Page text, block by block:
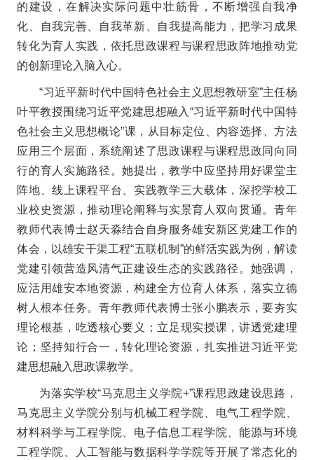
的建设，在解决实际问题中壮筋骨，不断增强自我净
化、自我完善、自我革新、自我提高能力，把学习成果
转化为育人实践，依托思政课程与课程思政阵地推动党
的创新理论入脑入心。
“习近平新时代中国特色社会主义思想教研室”主任杨
叶平教授围绕习近平党建思想融入“习近平新时代中国特
色社会主义思想概论”课，从目标定位、内容选择、方法
应用三个层面，系统阐述了思政课程与课程思政同向同
行的育人实施路径。她提出，教学中应坚持用好课堂主
阵地、线上课程平台、实践教学三大载体，深挖学校工
业校史资源，推动理论阐释与实景育人双向贯通。青年
教师代表博士赵天淼结合自身服务雄安新区党建工作的
体会，以雄安干渠工程“五联机制”的鲜活实践为例，解读
党建引领营造风清气正建设生态的实践路径。她强调，
应活用雄安本地资源，构建全方位育人体系，落实立德
树人根本任务。青年教师代表博士张小鹏表示，要夯实
理论根基，吃透核心要义；立足现实授课，讲透党建理
论；坚持知行合一，转化理论资源，扎实推进习近平党
建思想融入思政课教学。
为落实学校“马克思主义学院+”课程思政建设思路，
马克思主义学院分别与机械工程学院、电气工程学院、
材料科学与工程学院、电子信息工程学院、能源与环境
工程学院、人工智能与数据科学学院等开展了常态化的